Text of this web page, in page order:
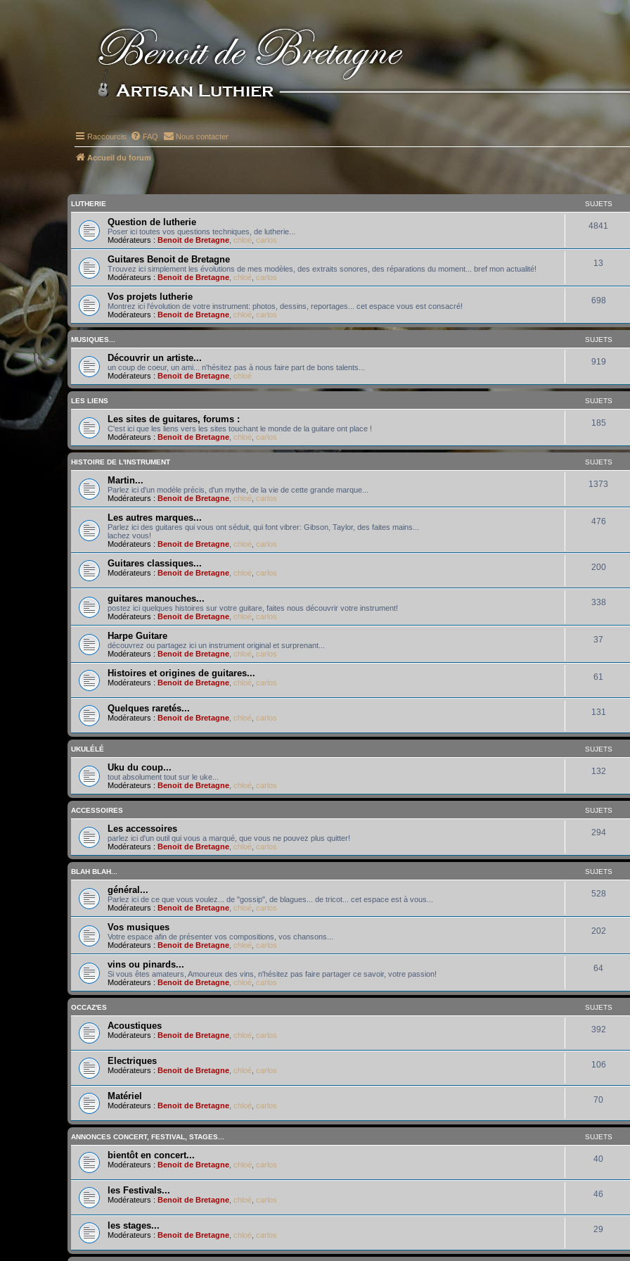
Raccourcis FAQ Nous contacter
Accueil du forum
LUTHERIE SUJETS
Question de lutherie
Poser ici toutes vos questions techniques, de lutherie...
Modérateurs : Benoit de Bretagne chloé carlos
4841
Guitares Benoit de Bretagne
Trouvez ici simplement les évolutions de mes modèles, des extraits sonores, des réparations du moment... bref mon actualité!
Modérateurs : Benoit de Bretagne chloé carlos
13
Vos projets lutherie
Montrez ici l'évolution de votre instrument: photos, dessins, reportages... cet espace vous est consacré!
Modérateurs : Benoit de Bretagne chloé carlos
698
MUSIQUES... SUJETS
Découvrir un artiste...
un coup de coeur, un ami... n'hésitez pas à nous faire part de bons talents...
Modérateurs : Benoit de Bretagne chloé
919
LES LIENS SUJETS
Les sites de guitares, forums :
C'est ici que les liens vers les sites touchant le monde de la guitare ont place !
Modérateurs : Benoit de Bretagne chloé carlos
185
HISTOIRE DE L'INSTRUMENT SUJETS
Martin...
Parlez ici d'un modèle précis, d'un mythe, de la vie de cette grande marque...
Modérateurs : Benoit de Bretagne chloé carlos
1373
Les autres marques...
Parlez ici des guitares qui vous ont séduit, qui font vibrer: Gibson, Taylor, des faites mains...
lachez vous!
Modérateurs : Benoit de Bretagne chloé carlos
476
Guitares classiques...
Modérateurs : Benoit de Bretagne chloé carlos
200
guitares manouches...
postez ici quelques histoires sur votre guitare, faites nous découvrir votre instrument!
Modérateurs : Benoit de Bretagne chloé carlos
338
Harpe Guitare
découvrez ou partagez ici un instrument original et surprenant...
Modérateurs : Benoit de Bretagne chloé carlos
37
Histoires et origines de guitares...
Modérateurs : Benoit de Bretagne chloé carlos
61
Quelques raretés...
Modérateurs : Benoit de Bretagne chloé carlos
131
UKULÉLÉ SUJETS
Uku du coup...
tout absolument tout sur le uke...
Modérateurs : Benoit de Bretagne chloé carlos
132
ACCESSOIRES SUJETS
Les accessoires
parlez ici d'un outil qui vous a marqué, que vous ne pouvez plus quitter!
Modérateurs : Benoit de Bretagne chloé carlos
294
BLAH BLAH... SUJETS
général...
Parlez ici de ce que vous voulez... de "gossip", de blagues... de tricot... cet espace est à vous...
Modérateurs : Benoit de Bretagne chloé carlos
528
Vos musiques
Votre espace afin de présenter vos compositions, vos chansons...
Modérateurs : Benoit de Bretagne chloé carlos
202
vins ou pinards...
Si vous êtes amateurs, Amoureux des vins, n'hésitez pas faire partager ce savoir, votre passion!
Modérateurs : Benoit de Bretagne chloé carlos
64
OCCAZ'ES SUJETS
Acoustiques
Modérateurs : Benoit de Bretagne chloé carlos
392
Electriques
Modérateurs : Benoit de Bretagne chloé carlos
106
Matériel
Modérateurs : Benoit de Bretagne chloé carlos
70
ANNONCES CONCERT, FESTIVAL, STAGES... SUJETS
bientôt en concert...
Modérateurs : Benoit de Bretagne chloé carlos
40
les Festivals...
Modérateurs : Benoit de Bretagne chloé carlos
46
les stages...
Modérateurs : Benoit de Bretagne chloé carlos
29